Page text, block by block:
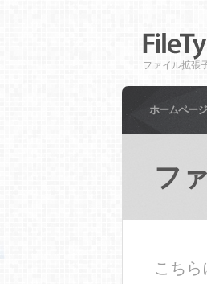
ファイル拡張
ホームページ
フ
こち